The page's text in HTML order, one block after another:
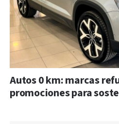
Autos 0 km: marcas
promociones para